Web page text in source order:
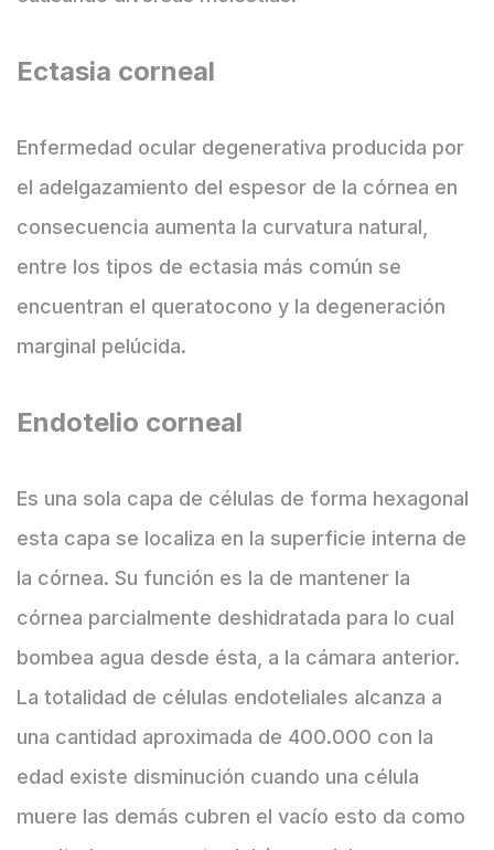
Ectasia corneal
Enfermedad ocular degenerativa producida por
el adelgazamiento del espesor de la córnea en
consecuencia aumenta la curvatura natural,
entre los tipos de ectasia más común se
encuentran el queratocono y la degeneración
marginal pelúcida.
Endotelio corneal
Es una sola capa de células de forma hexagonal
esta capa se localiza en la superficie interna de
la córnea. Su función es la de mantener la
córnea parcialmente deshidratada para lo cual
bombea agua desde ésta, a la cámara anterior.
La totalidad de células endoteliales alcanza a
una cantidad aproximada de 400.000 con la
edad existe disminución cuando una célula
muere las demás cubren el vacío esto da como